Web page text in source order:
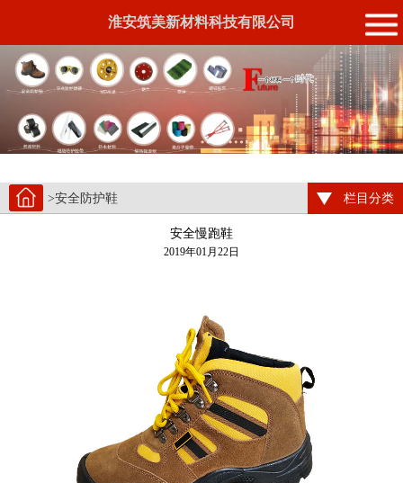
淮安筑美新材料科技有限公司
>安全防护鞋 栏目分类
安全慢跑鞋
2019年01月22日